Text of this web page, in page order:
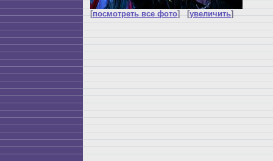
[посмотреть все фото] [увеличить]